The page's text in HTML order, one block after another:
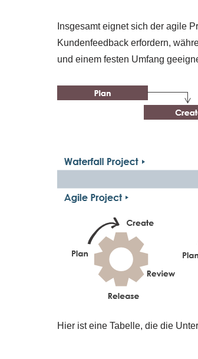
Insgesamt eignet sich der agile
Kundenfeedback erfordern,
und einem festen Umfang
Hier ist eine Tabelle, die die